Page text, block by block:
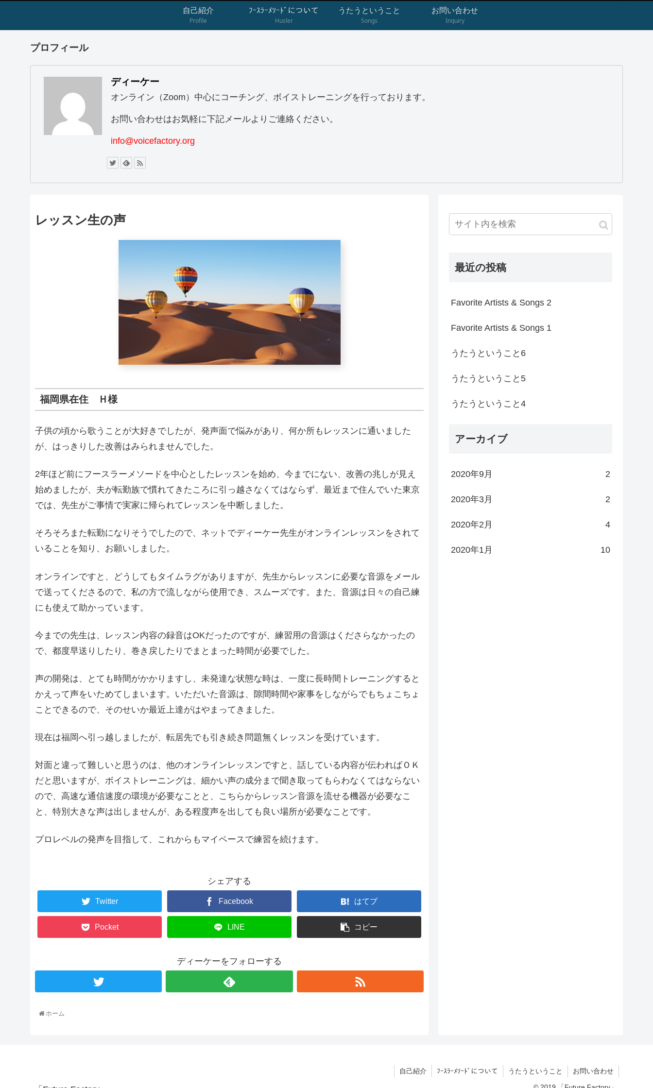
自己紹介
Profile
ﾌｰｽﾗｰﾒｿｰﾄﾞについて
Husler
うたうということ
Songs
お問い合わせ
Inquiry
プロフィール
ディーケー
オンライン（Zoom）中心にコーチング、ボイストレーニングを行っております。
お問い合わせはお気軽に下記メールよりご連絡ください。
info@voicefactory.org
レッスン生の声
福岡県在住 Ｈ様
子供の頃から歌うことが大好きでしたが、発声面で悩みがあり、何か所もレッスンに通いました
が、はっきりした改善はみられませんでした。
2年ほど前にフースラーメソードを中心としたレッスンを始め、今までにない、改善の兆しが見え
始めましたが、夫が転勤族で慣れてきたころに引っ越さなくてはならず、最近まで住んでいた東京
では、先生がご事情で実家に帰られてレッスンを中断しました。
そろそろまた転勤になりそうでしたので、ネットでディーケー先生がオンラインレッスンをされて
いることを知り、お願いしました。
オンラインですと、どうしてもタイムラグがありますが、先生からレッスンに必要な音源をメール
で送ってくださるので、私の方で流しながら使用でき、スムーズです。また、音源は日々の自己練
にも使えて助かっています。
今までの先生は、レッスン内容の録音はOKだったのですが、練習用の音源はくださらなかったの
で、都度早送りしたり、巻き戻したりでまとまった時間が必要でした。
声の開発は、とても時間がかかりますし、未発達な状態な時は、一度に長時間トレーニングすると
かえって声をいためてしまいます。いただいた音源は、隙間時間や家事をしながらでもちょこちょ
ことできるので、そのせいか最近上達がはやまってきました。
現在は福岡へ引っ越しましたが、転居先でも引き続き問題無くレッスンを受けています。
対面と違って難しいと思うのは、他のオンラインレッスンですと、話している内容が伝わればＯＫ
だと思いますが、ボイストレーニングは、細かい声の成分まで聞き取ってもらわなくてはならない
ので、高速な通信速度の環境が必要なことと、こちらからレッスン音源を流せる機器が必要なこ
と、特別大きな声は出しませんが、ある程度声を出しても良い場所が必要なことです。
プロレベルの発声を目指して、これからもマイペースで練習を続けます。
シェアする
Twitter Facebook はてブ
Pocket LINE コピー
ディーケーをフォローする
ホーム
最近の投稿
Favorite Artists & Songs 2
Favorite Artists & Songs 1
うたうということ6
うたうということ5
うたうということ4
アーカイブ
2020年9月 2
2020年3月 2
2020年2月 4
2020年1月 10
自己紹介 ﾌｰｽﾗｰﾒｿｰﾄﾞについて うたうということ お問い合わせ